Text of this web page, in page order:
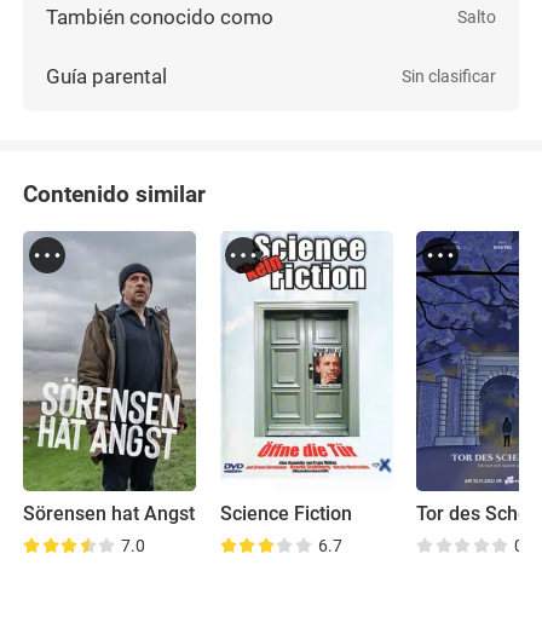
También conocido como Salto
Guía parental Sin clasificar
Contenido similar
Sörensen hat Angst
7.0
Science Fiction
6.7
Tor des
0.0